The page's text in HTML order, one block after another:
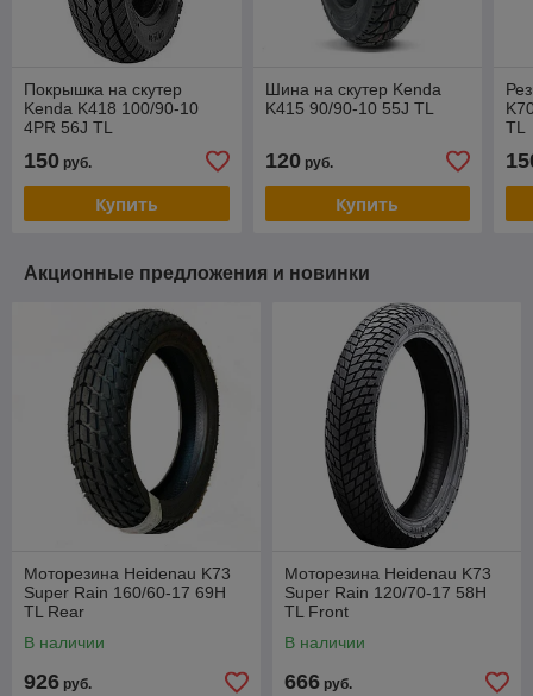
Покрышка на скутер
Kenda K418 100/90-10
4PR 56J TL
150 руб.
Купить
Шина на скутер Kenda
K415 90/90-10 55J TL
120руб.
Купить
TL
Акционные предложения и новинки
Моторезина Heidenau K73
Super Rain 160/60-17 69H
TL Rear
В наличии
926 руб.
Моторезина Heidenau K73
Super Rain 120/70-17 58H
TL Front
В наличии
666 руб.